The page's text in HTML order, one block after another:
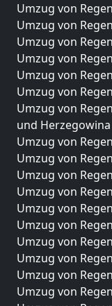
Umzug von
Umzug von
Umzug von
Umzug von
Umzug von
Umzug von
Umzug von
und Herzegowina
Umzug von
Umzug von
Umzug von
Umzug von
Umzug von
Umzug von
Umzug von
Umzug von
Umzug von
Umzug von